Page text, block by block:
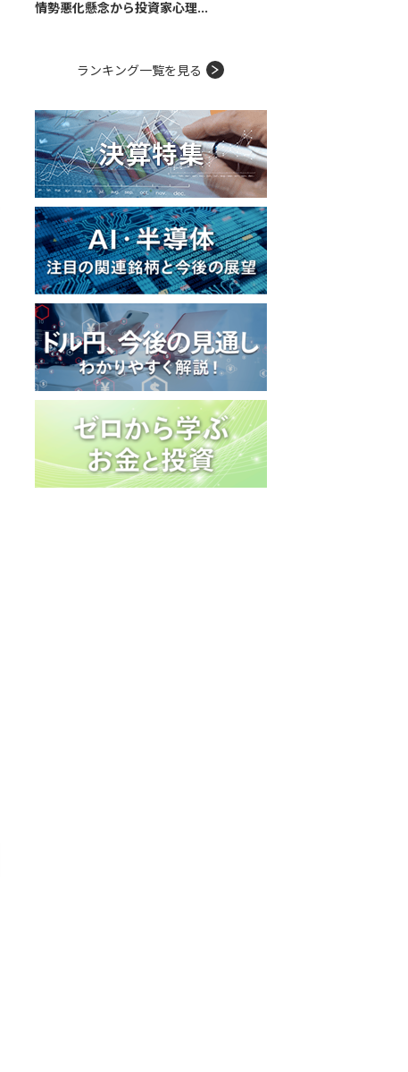
情勢悪化懸念から投資家心理...
ランキング一覧を見る